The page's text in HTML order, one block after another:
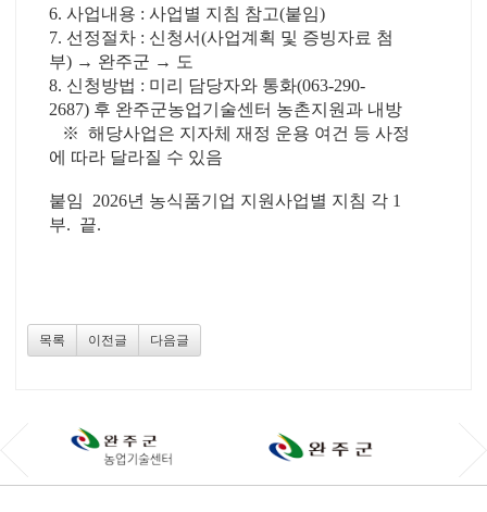
6. 사업내용 : 사업별 지침 참고(붙임)
7. 선정절차 : 신청서(사업계획 및 증빙자료 첨
부) → 완주군 → 도
8. 신청방법 : 미리 담당자와 통화(063-290-
2687) 후 완주군농업기술센터 농촌지원과 내방
※ 해당사업은 지자체 재정 운용 여건 등 사정
에 따라 달라질 수 있음
붙임 2026년 농식품기업 지원사업별 지침 각 1
부. 끝.
목록 이전글 다음글